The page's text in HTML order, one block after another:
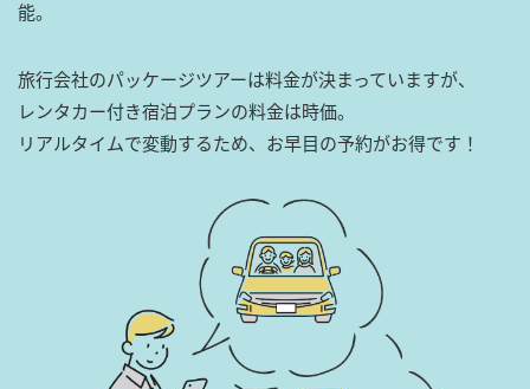
能。
旅行会社のパッケージツアーは料金が決まっていますが、
レンタカー付き宿泊プランの料金は時価。
リアルタイムで変動するため、お早目の予約がお得です！